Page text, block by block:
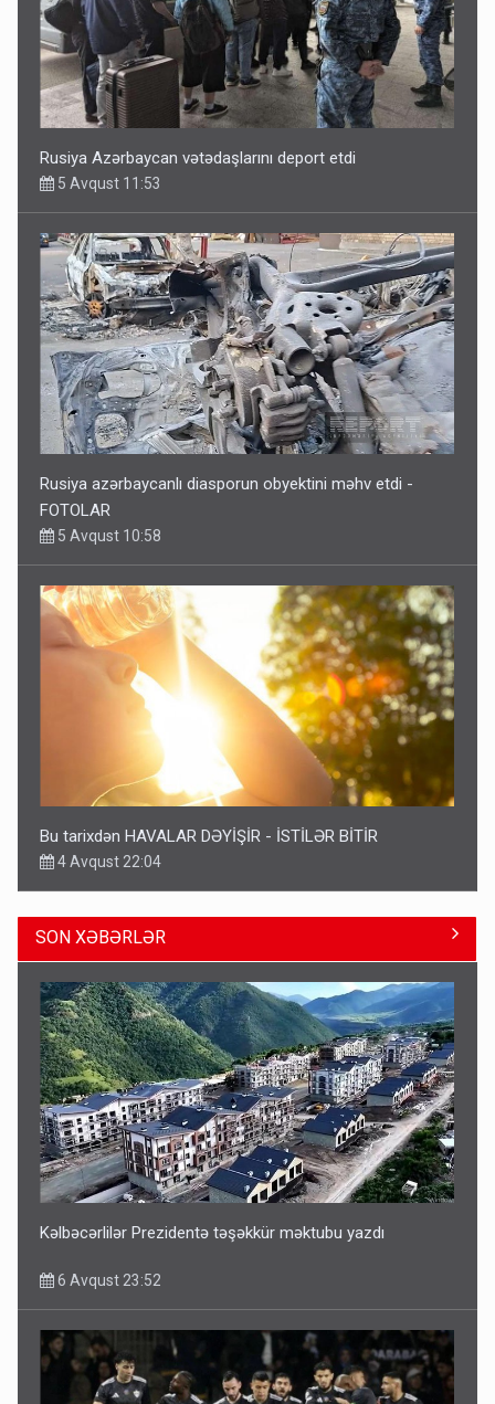
Rusiya Azərbaycan vətədaşlarını deport etdi
5 Avqust 11:53
Rusiya azərbaycanlı diasporun obyektini məhv etdi -
FOTOLAR
5 Avqust 10:58
Bu tarixdən HAVALAR DƏYİŞİR - İSTİLƏR BİTİR
4 Avqust 22:04
ŞOK! David Seliverstov ölkədən qaçdı
6 Avqust 14:14
SON XƏBƏRLƏR
Kəlbəcərlilər Prezidentə təşəkkür məktubu yazdı
6 Avqust 23:52